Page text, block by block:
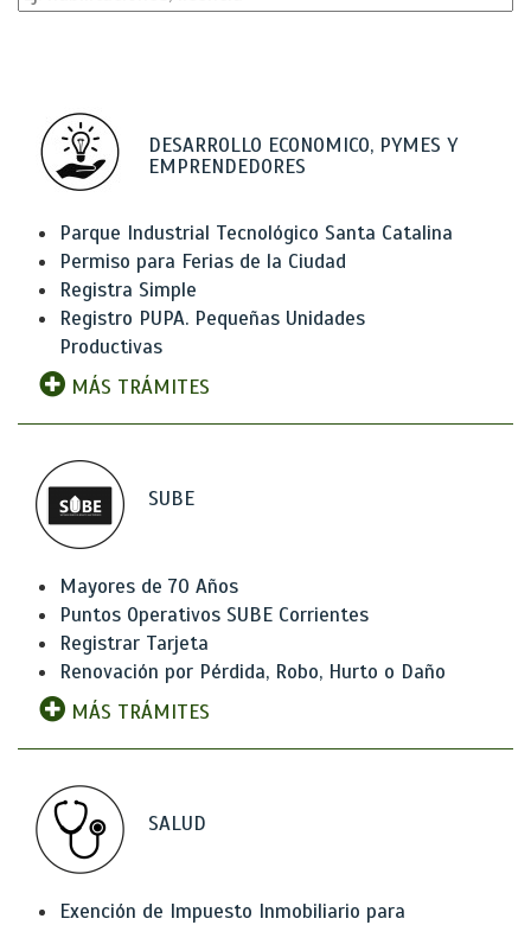
DESARROLLO ECONOMICO, PYMES Y
EMPRENDEDORES
Parque Industrial Tecnológico Santa Catalina
Permiso para Ferias de la Ciudad
Registra Simple
Registro PUPA. Pequeñas Unidades
Productivas
MÁS TRÁMITES
SUBE
Mayores de 70 Años
Puntos Operativos SUBE Corrientes
Registrar Tarjeta
Renovación por Pérdida, Robo, Hurto o Daño
MÁS TRÁMITES
SALUD
Exención de Impuesto Inmobiliario para